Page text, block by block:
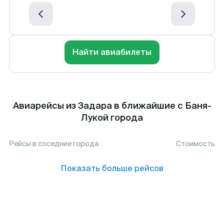
Найти авиабилеты
Авиарейсы из Задара в ближайшие с Баня-
Лукой города
Рейсы в соседние города Стоимость
Показать больше рейсов